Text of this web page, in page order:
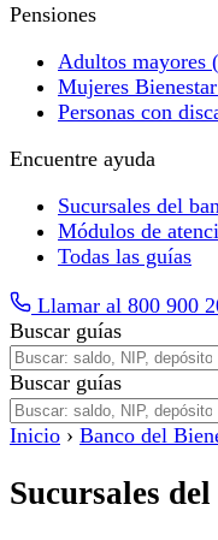
Pensiones
Adultos mayores
Mujeres
Personas con
Encuentre ayuda
Sucursales del
Módulos de
Todas las guías
Llamar al 800 900
Buscar guías
Buscar guías
Inicio › Banco del
Sucursales